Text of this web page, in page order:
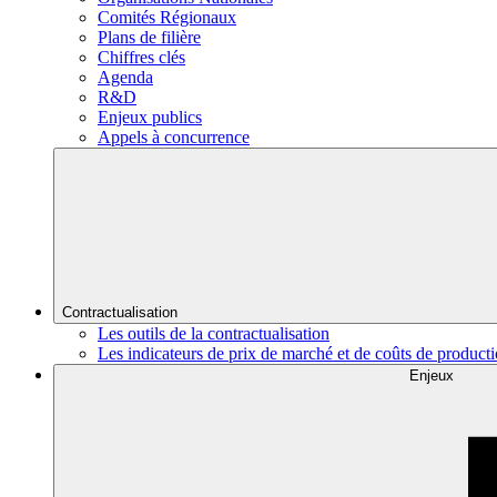
Comités Régionaux
Plans de filière
Chiffres clés
Agenda
R&D
Enjeux publics
Appels à concurrence
Contractualisation
Les outils de la contractualisation
Les indicateurs de prix de marché et de coûts de
Enjeux